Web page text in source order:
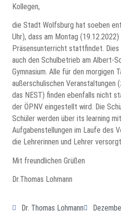
Kollegen,
die Stadt Wolfsburg hat soeben
Uhr), dass am Montag (19.12.2022)
Präsensunterricht stattfindet.
auch den Schulbetrieb am Albert-
Gymnasium. Alle für den morgigen
außerschulischen Veranstaltungen
das NEST) finden ebenfalls nicht
der ÖPNV eingestellt wird. Die
Schüler werden über its learning
Aufgabenstellungen im Laufe des
die Lehrerinnen und Lehrer
Mit freundlichen Grüßen
Dr.Thomas Lohmann
Dr. Thomas Lohmann